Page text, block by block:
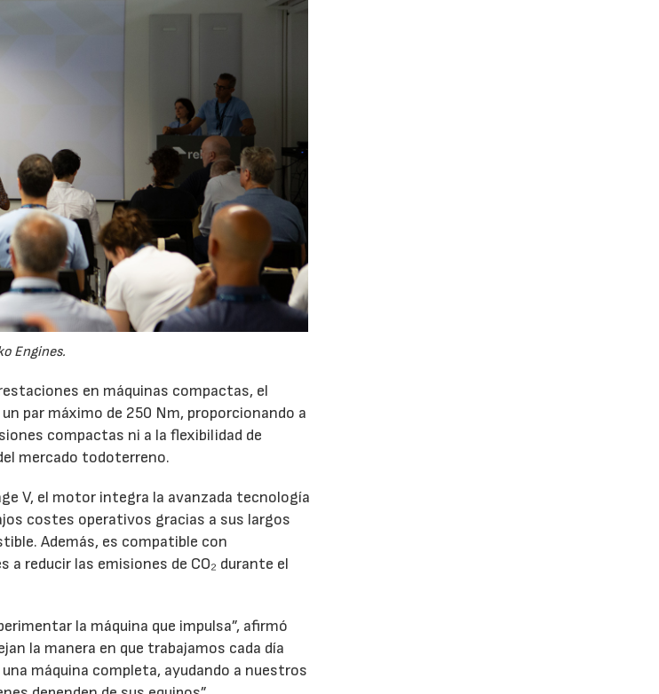
Engines.
en máquinas compactas, el
par máximo de 250 Nm, proporcionando a
compactas ni a la flexibilidad de
mercado todoterreno.
V, el motor integra la avanzada tecnología
costes operativos gracias a sus largos
Además, es compatible con
reducir las emisiones de CO₂ durante el
la máquina que impulsa”, afirmó
la manera en que trabajamos cada día
máquina completa, ayudando a nuestros